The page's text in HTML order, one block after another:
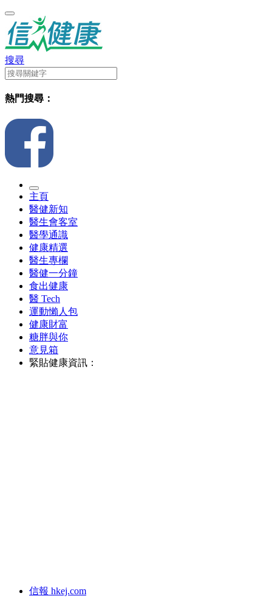
搜尋
熱門搜尋：
主頁
醫健新知
醫生會客室
醫學通識
健康精選
醫生專欄
醫健一分鐘
食出健康
醫 Tech
運動懶人包
健康財富
糖胖與你
意見箱
緊貼健康資訊：
信報 hkej.com